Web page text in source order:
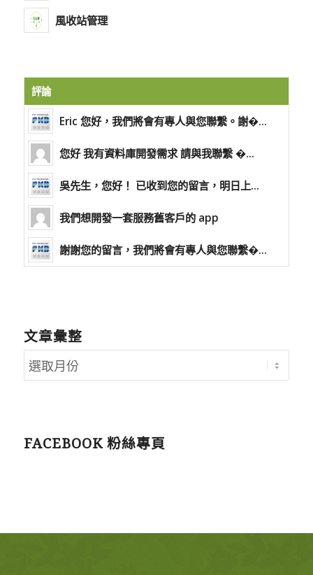
風收站管理
評論
Eric 您好，我們將會有專人與您聯繫。謝�...
您好 我有資料庫開發需求 請與我聯繫 �...
吳先生，您好！ 已收到您的留言，明日上...
我們想開發一套服務舊客戶的 app
謝謝您的留言，我們將會有專人與您聯繫�...
文章彙整
FACEBOOK 粉絲專頁